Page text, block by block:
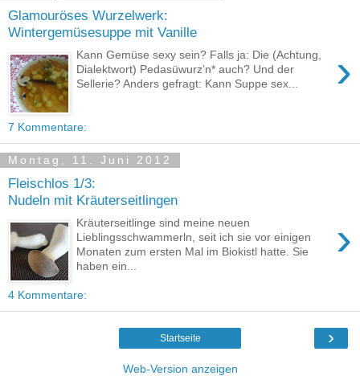
Glamouröses Wurzelwerk:
Wintergemüsesuppe mit Vanille
›
Kann Gemüse sexy sein? Falls ja: Die (Achtung,
Dialektwort) Pedasüwurz’n* auch? Und der
Sellerie? Anders gefragt: Kann Suppe sex...
7 Kommentare:
Montag, 11. Juni 2012
Fleischlos 1/3:
Nudeln mit Kräuterseitlingen
›
Kräuterseitlinge sind meine neuen
Lieblingsschwammerln, seit ich sie vor einigen
Monaten zum ersten Mal im Biokistl hatte. Sie
haben ein...
4 Kommentare:
›
Startseite
Web-Version anzeigen